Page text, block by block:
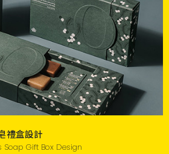
禮盒設計
Gift Box Design